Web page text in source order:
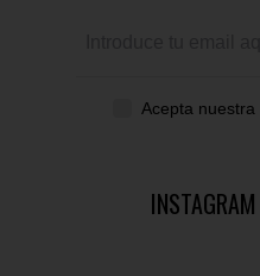
Acepta nuestra
INSTAGRAM